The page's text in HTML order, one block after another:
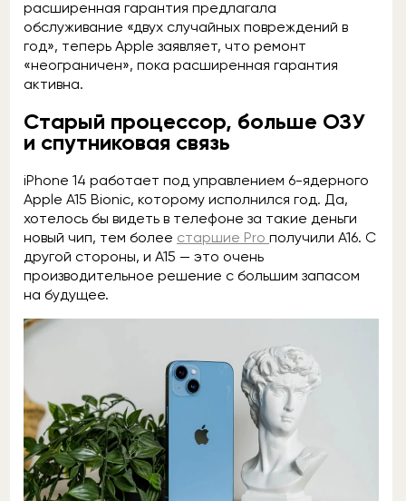
расширенная гарантия предлагала
обслуживание «двух случайных повреждений в
год», теперь Apple заявляет, что ремонт
«неограничен», пока расширенная гарантия
активна.
Старый процессор, больше ОЗУ
и спутниковая связь
iPhone 14 работает под управлением 6-ядерного
Apple A15 Bionic, которому исполнился год. Да,
хотелось бы видеть в телефоне за такие деньги
новый чип, тем более старшие Pro получили A16. С
другой стороны, и A15 — это очень
производительное решение с большим запасом
на будущее.